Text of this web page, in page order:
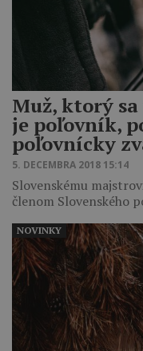
Muž, ktorý
je poľovník,
poľovnícky
5. DECEMBRA 2018 15:14
Slovenskému
členom Slovenského
NOVINKY